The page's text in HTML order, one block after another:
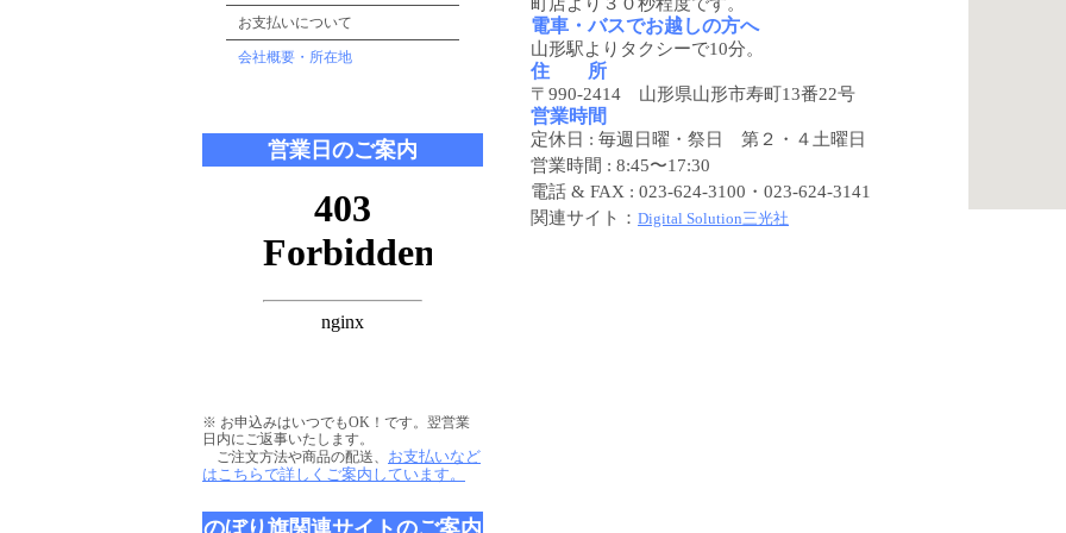
電車・バスでお越しの方へ
山形駅よりタクシーで10分。
住 所
〒990-2414 山形県山形市寿町13番22号
営業時間
定休日 : 毎週日曜・祭日 第２・４土曜日
営業時間 : 8:45〜17:30
電話 & FAX : 023-624-3100 ・023-624-3141
関連サイト： Digital Solution三光社
お支払いについて
会社概要・所在地
営業日のご案内
※ お申込みはいつでもOK！です。翌営業
日内にご返事いたします。
ご注文方法や商品の配送、 お支払いなど
はこちらで詳しくご案内しています。
のぼり旗関連サイトのご案内